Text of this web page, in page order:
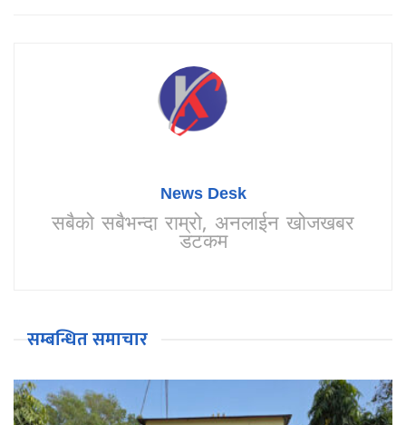
News Desk
सबैको सबैभन्दा राम्रो, अनलाईन खोजखबर
डटकम
सम्बन्धित समाचार